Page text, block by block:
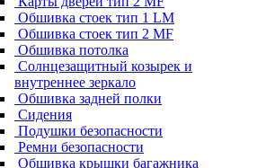
Обшивка стоек тип 1 LM
Обшивка стоек тип 2 MF
Обшивка потолка
Солнцезащитный козырек и
внутреннее зеркало
Обшивка задней полки
Сидения
Подушки безопасности
Ремни безопасности
Обшивка крышки багажника